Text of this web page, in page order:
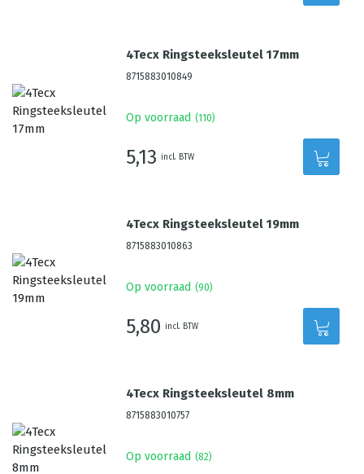
4Tecx Ringsteeksleutel 17mm
8715883010849
Op voorraad (110)
5,13 incl. BTW
4Tecx Ringsteeksleutel 19mm
8715883010863
Op voorraad (90)
5,80 incl. BTW
4Tecx Ringsteeksleutel 8mm
8715883010757
Op voorraad (82)